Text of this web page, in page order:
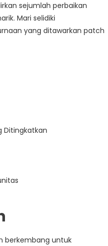
sejumlah perbaikan
Mari selidiki
yang ditawarkan patch
Ditingkatkan
berkembang untuk